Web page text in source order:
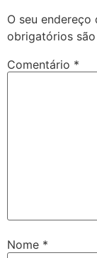
O seu
obrigatórios
Comentário *
Nome *